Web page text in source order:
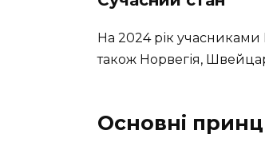
На 2024 рік учасниками
також Норвегія,
Основні